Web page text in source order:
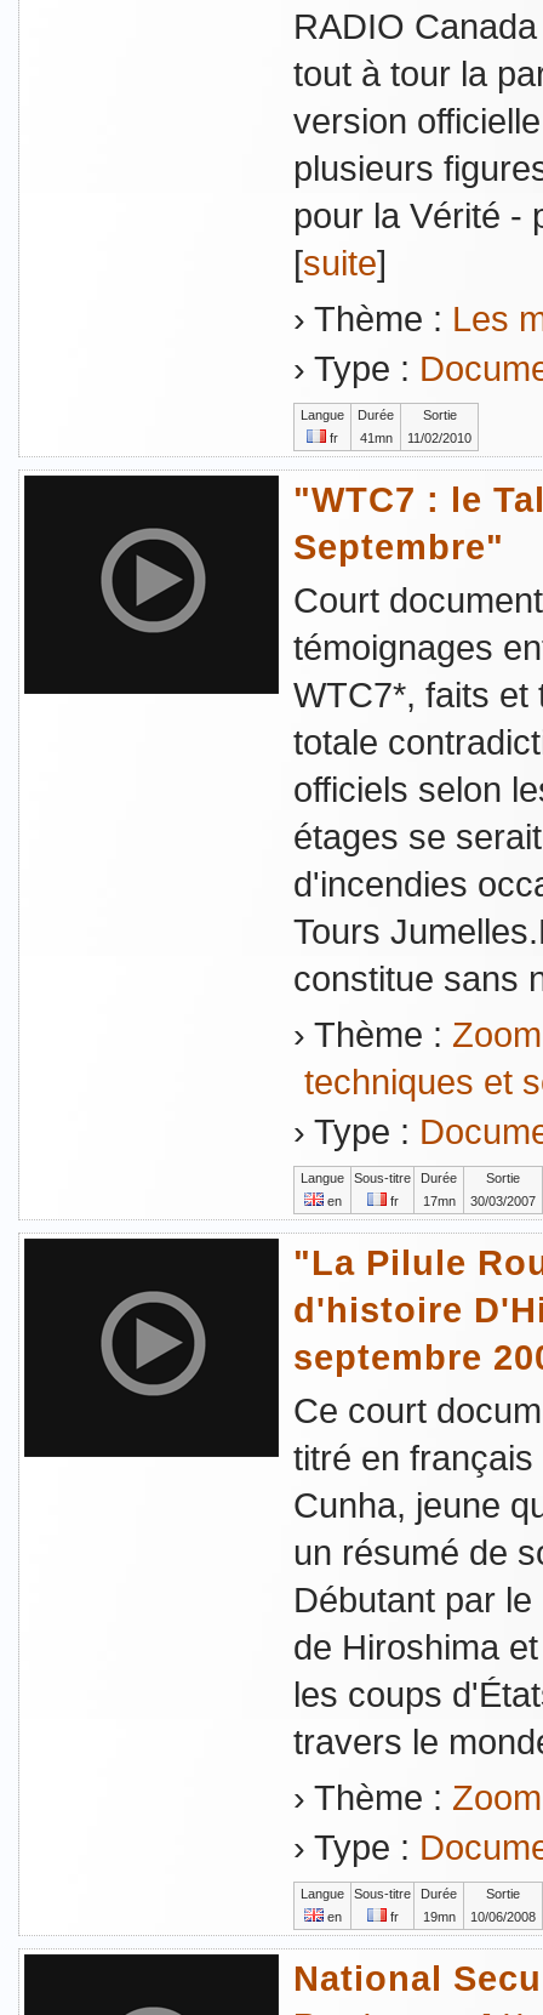
RADIO
tout à tour la
version
plusieurs
pour la Vérité -
[suite]
› Thème : Les
› Type :
Langue Durée
Sortie
fr
41mn 11/02/2010
"WTC7 : le
Septembre"
Court
témoignages
WTC7*, faits et
totale
officiels selon
étages se
d'incendies
Tours
constitue sans
› Thème :
techniques et
› Type :
Langue Sous-titre Durée
Sortie
en
fr 17mn 30/03/2007
"La Pilule
d'histoire
septembre
Ce court
titré en
Cunha, jeune
un résumé de
Débutant par
de Hiroshima
les coups
travers le
› Thème :
› Type :
Langue Sous-titre Durée
Sortie
en
fr 19mn 10/06/2008
National